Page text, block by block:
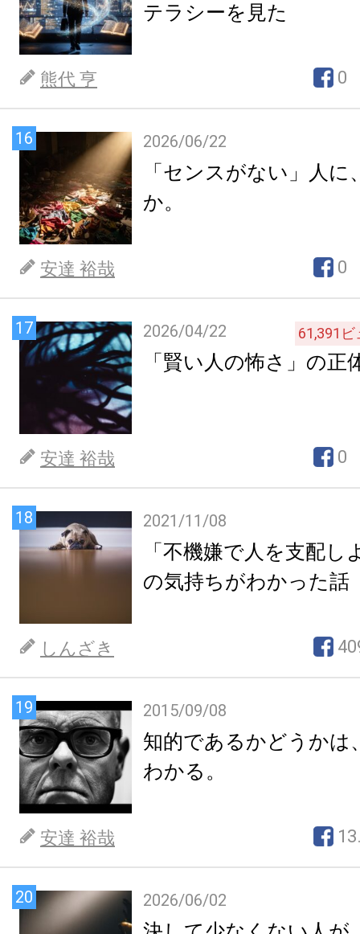
テラシーを見た
熊代 亨 0
16 2026/06/22
「センスがない」人
か。
安達 裕哉 0
17 2026/04/22 61,391 ビ
「賢い人の怖さ」の正
安達 裕哉 0
18 2021/11/08
「不機嫌で人を支配し
の気持ちがわかった話
しんざき
19 2015/09/08
知的であるかどうかは
わかる。
安達 裕哉
20 2026/06/02